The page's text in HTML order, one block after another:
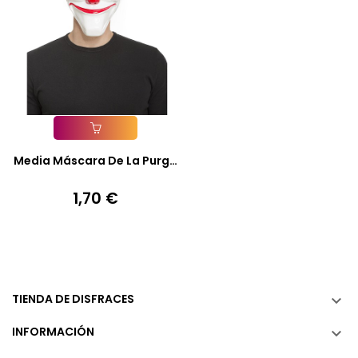
Añadir A La Cesta
Media Máscara De La Purga
Precio
1,70 €
TIENDA DE DISFRACES 
INFORMACIÓN 